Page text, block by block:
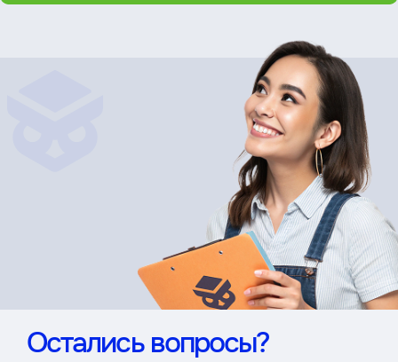
Остались вопросы?